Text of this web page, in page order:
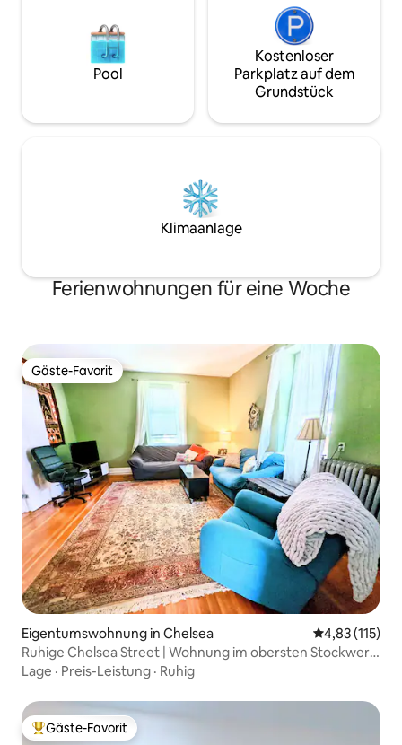
Pool
Kostenloser
Parkplatz auf dem
Grundstück
Klimaanlage
Ferienwohnungen für eine Woche
Gäste-Favorit
Gäste-Favorit
Eigentumswohnung in Chelsea
4,83 (115)
Ruhige Chelsea Street | Wohnung im obersten Stockwerk
| Dachterrasse |
Lage · Preis-Leistung · Ruhig
Beliebter Gäste-Favorit.
Gäste-Favorit